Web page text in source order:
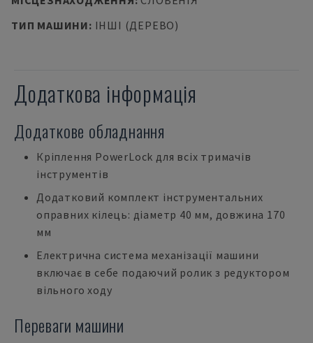
ТИП МАШИНИ: ІНШІ (ДЕРЕВО)
Додаткова інформація
Додаткове обладнання
Кріплення PowerLock для всіх тримачів
інструментів
Додатковий комплект інструментальних
оправних кілець: діаметр 40 мм, довжина 170
мм
Електрична система механізації машини
включає в себе подаючий ролик з редуктором
вільного ходу
Переваги машини